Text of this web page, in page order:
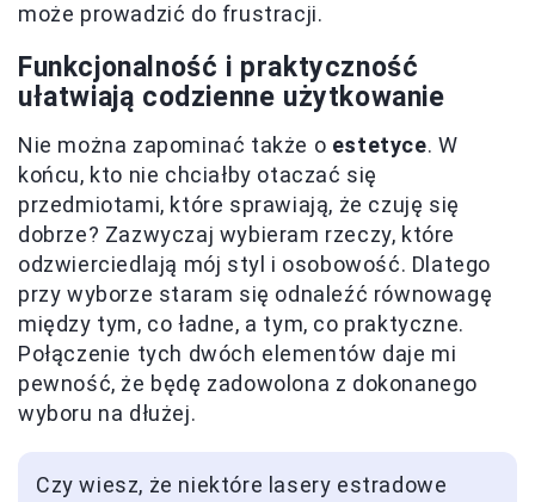
może prowadzić do frustracji.
Funkcjonalność i praktyczność
ułatwiają codzienne użytkowanie
Nie można zapominać także o estetyce. W
końcu, kto nie chciałby otaczać się
przedmiotami, które sprawiają, że czuję się
dobrze? Zazwyczaj wybieram rzeczy, które
odzwierciedlają mój styl i osobowość. Dlatego
przy wyborze staram się odnaleźć równowagę
między tym, co ładne, a tym, co praktyczne.
Połączenie tych dwóch elementów daje mi
pewność, że będę zadowolona z dokonanego
wyboru na dłużej.
Czy wiesz, że niektóre lasery estradowe